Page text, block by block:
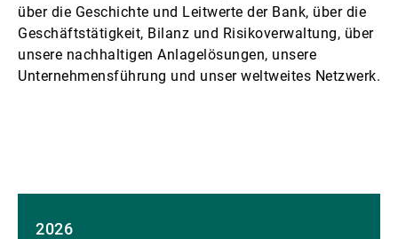
über die Geschichte und Leitwerte der Bank, über die
Geschäftstätigkeit, Bilanz und Risikoverwaltung, über
unsere nachhaltigen Anlagelösungen, unsere
Unternehmensführung und unser weltweites Netzwerk.
2026